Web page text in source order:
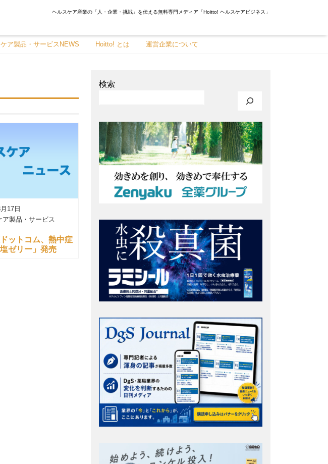
ヘルスケア産業の「人・企業・挑戦」を伝える無料専門メディア「Hoitto! ヘルスケアビジネス」
ア製品・サービスNEWS Hoitto! とは 運営企業について
17日
製品・サービス
ットコム、熱中症
ゼリー」発売
検索